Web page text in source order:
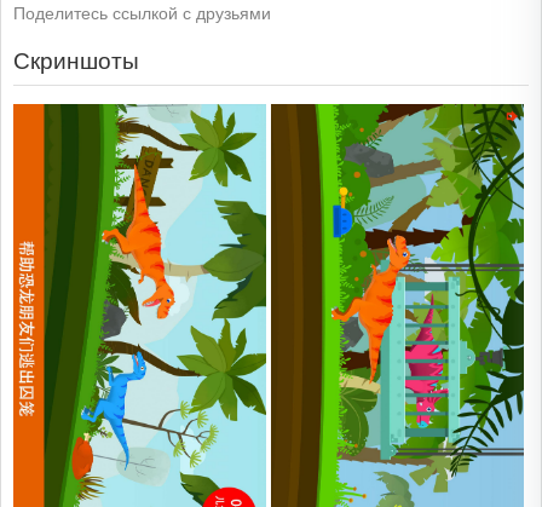
Поделитесь ссылкой с друзьями
Скриншоты